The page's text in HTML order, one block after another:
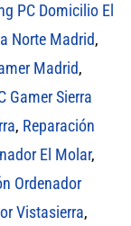
PC Domicilio El
Norte Madrid,
Madrid,
Gamer Sierra
, Reparación
El Molar,
Ordenador
Vistasierra,